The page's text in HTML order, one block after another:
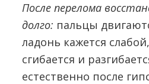
После перелома
долго: пальцы
ладонь кажется
сгибается и
естественно после